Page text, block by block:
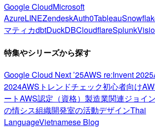
Google CloudMicrosoft
AzureLINEZendeskAuth0Tableau
マティカdbtDuckDBCloudflareSplunk
特集やシリーズから探す
Google Cloud Next ’25AWS re:Invent 2025
2024AWSトレンドチェック初心者向け
ートAWS認定（資格） 製造業関連ジョイ
の情シス組織開発室の活動デザインThai
LanguageVietnamese Blog